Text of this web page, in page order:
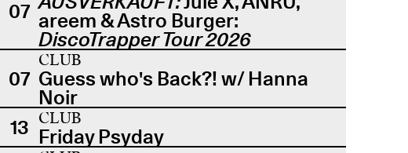
07 areem & Astro Burger:
DiscoTrapper Tour 2026
07
CLUB
Guess who's Back?! w/ Hanna
Noir
13 CLUB
Friday Psyday